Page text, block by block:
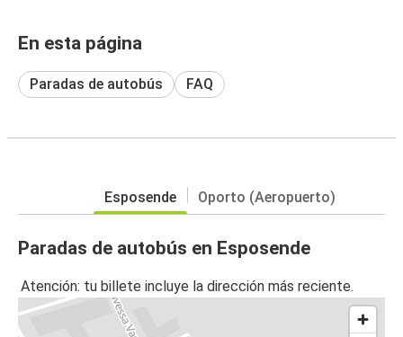
En esta página
Paradas de autobús FAQ
Esposende Oporto (Aeropuerto)
Paradas de autobús en Esposende
Atención: tu billete incluye la dirección más reciente.